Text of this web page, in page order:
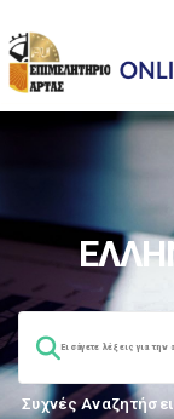
Συχνές